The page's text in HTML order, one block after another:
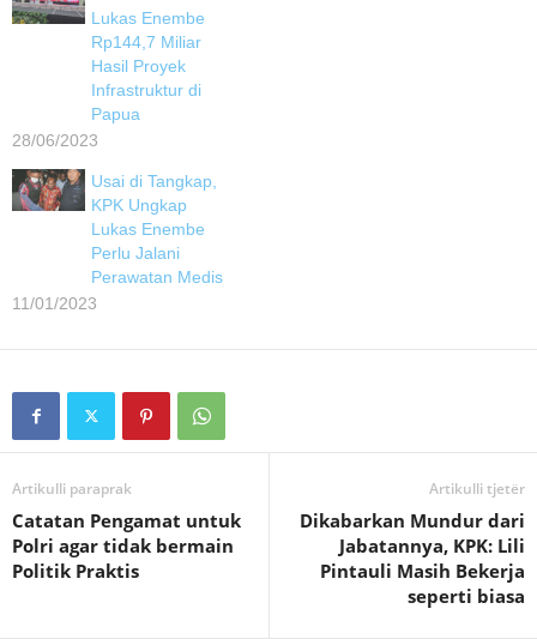
Lukas Enembe
Rp144,7 Miliar
Hasil Proyek
Infrastruktur di
Papua
28/06/2023
Usai di Tangkap,
KPK Ungkap
Lukas Enembe
Perlu Jalani
Perawatan Medis
11/01/2023
Artikulli paraprak
Catatan Pengamat untuk
Polri agar tidak bermain
Politik Praktis
Artikulli tjetër
Dikabarkan Mundur dari
Jabatannya, KPK: Lili
Pintauli Masih Bekerja
seperti biasa